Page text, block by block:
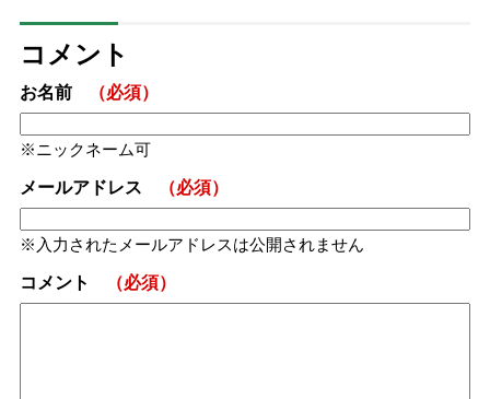
コメント
お名前 （必須）
ニックネーム可
メールアドレス （必須）
入力されたメールアドレスは公開されません
コメント （必須）